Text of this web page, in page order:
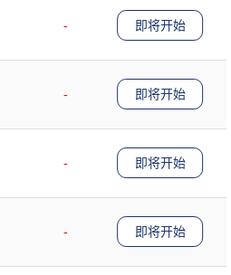
-
即将开始
-
即将开始
-
即将开始
-
即将开始